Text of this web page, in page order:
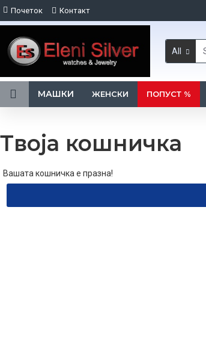
Почеток Контакт
All
МАШКИ ЖЕНСКИ ПОПУСТ %
Твоја кошничка
Вашата кошничка е празна!